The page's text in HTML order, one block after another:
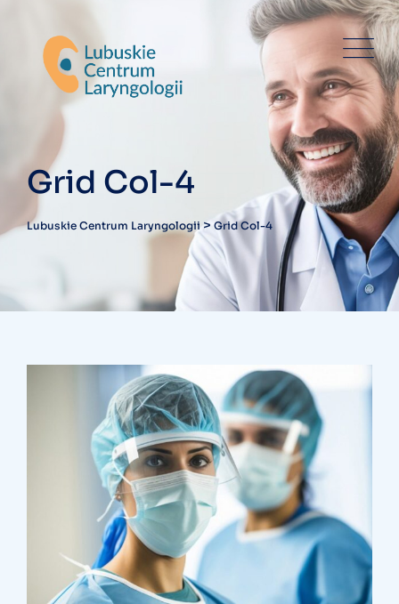
Grid Col-4
Lubuskie Centrum Laryngologii> Grid Col-4